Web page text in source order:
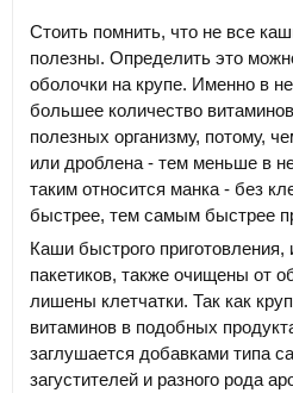
Стоить помнить, что не все
полезны. Определить это
оболочки на крупе. Именно в
большее количество
полезных организму, потому,
или дроблена - тем меньше в
таким относится манка - без
быстрее, тем самым быстрее
Каши быстрого
пакетиков, также очищены от
лишены клетчатки. Так как
витаминов в подобных
заглушается добавками типа
загустителей и разного рода